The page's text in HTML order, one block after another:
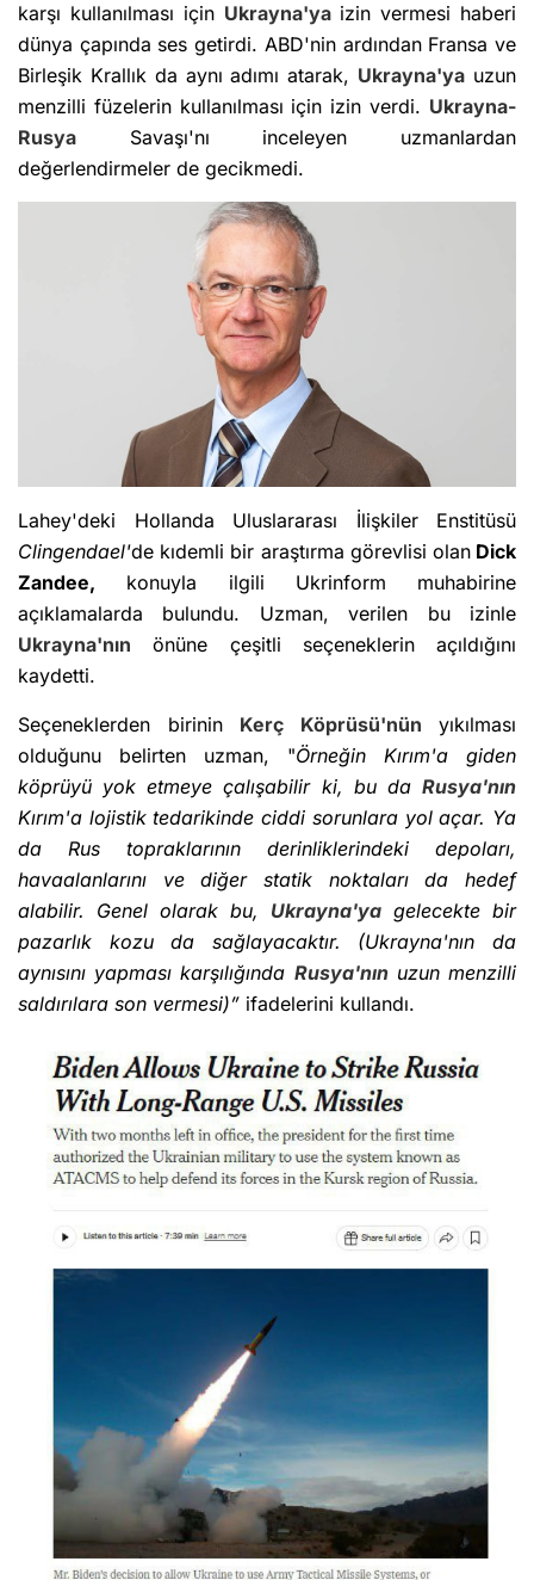
karşı kullanılması için Ukrayna'yaizin vermesi haberi
dünya çapında ses getirdi. ABD'nin ardından Fransa ve
Birleşik Krallık da aynı adımı atarak, Ukrayna'ya uzun
menzilli füzelerin kullanılması için izin verdi. Ukrayna-
Rusya Savaşı'nı inceleyen uzmanlardan
değerlendirmeler de gecikmedi.
Lahey'deki Hollanda Uluslararası İlişkiler Enstitüsü
Clingendael'de kıdemli bir araştırma görevlisi olanDick
Zandee, konuyla ilgili Ukrinform muhabirine
açıklamalarda bulundu. Uzman, verilen bu izinle
Ukrayna'nın önüne çeşitli seçeneklerin açıldığını
kaydetti.
Seçeneklerden birinin Kerç Köprüsü'nün yıkılması
olduğunu belirten uzman, "Örneğin Kırım'a giden
köprüyü yok etmeye çalışabilir ki, bu da Rusya'nın
Kırım'a lojistik tedarikinde ciddi sorunlara yol açar. Ya
da Rus topraklarının derinliklerindeki depoları,
havaalanlarını ve diğer statik noktaları da hedef
alabilir. Genel olarak bu, Ukrayna'ya gelecekte bir
pazarlık kozu da sağlayacaktır. (Ukrayna'nın da
aynısını yapması karşılığında Rusya'nınuzun menzilli
saldırılara son vermesi)” ifadelerini kullandı.